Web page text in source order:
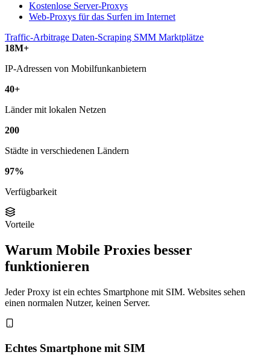
Kostenlose Server-Proxys
Web-Proxys für das Surfen im Internet
Traffic-Arbitrage Daten-Scraping SMM Marktplätze
18M+
IP-Adressen von Mobilfunkanbietern
40+
Länder mit lokalen Netzen
200
Städte in verschiedenen Ländern
97%
Verfügbarkeit
Vorteile
Warum Mobile Proxies besser
funktionieren
Jeder Proxy ist ein echtes Smartphone mit SIM. Websites sehen
einen normalen Nutzer, keinen Server.
Echtes Smartphone mit SIM